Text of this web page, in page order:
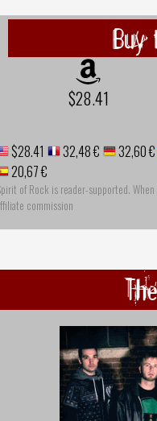
Buy
$28.41
$28.41 32,48 € 32,60 €
20,67 €
of Rock is reader-supported.
commission